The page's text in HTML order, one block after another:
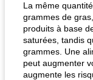
La même
grammes de
produits à base
saturées, tandis
grammes. Une
peut augmenter
augmente les